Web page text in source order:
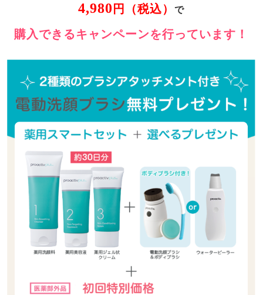
4,980 円（税込）で
購入できるキャンペーンを行っています！